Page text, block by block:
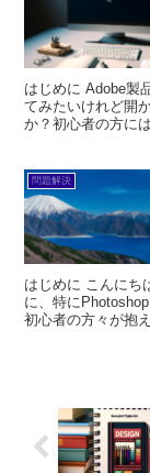
はじめに Adobe製
てみたいけれど開
か？初心者の方に
問題解決
はじめに こんにち
に、特に
初心者の方々が抱